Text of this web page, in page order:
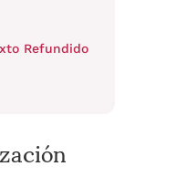
Refundido